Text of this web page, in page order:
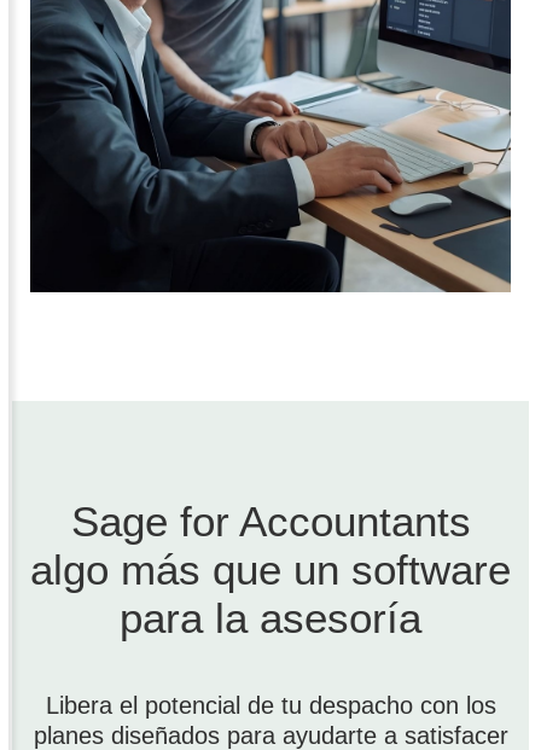
Sage for Accountants
algo más que un software
para la asesoría
Libera el potencial de tu despacho con los
planes diseñados para ayudarte a satisfacer